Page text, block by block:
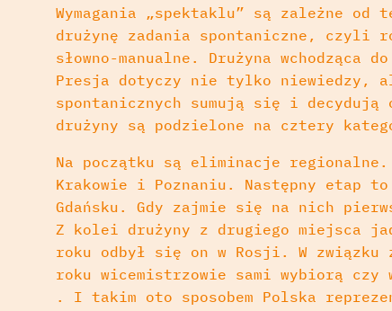
Wymagania „spektaklu” są zależne
drużynę zadania spontaniczne, czyli
słowno-manualne. Drużyna wchodząca
Presja dotyczy nie tylko niewiedzy,
spontanicznych sumują się i
drużyny są podzielone na cztery
Na początku są eliminacje regionalne.
Krakowie i Poznaniu. Następny etap
Gdańsku. Gdy zajmie się na nich
Z kolei drużyny z drugiego miejsca
roku odbył się on w Rosji. W
roku wicemistrzowie sami wybiorą
. I takim oto sposobem Polska